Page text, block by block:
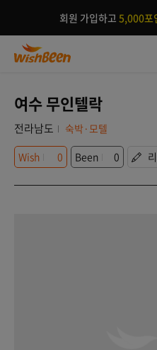
회원 가입하고 5,000포
여수 무인텔락
전라남도
숙박·모텔
Wish
0 Been 0